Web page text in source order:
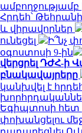
Հրդեհ՝
և վիրավորներ
ունեցել
Ի՞նչ
օգոստոսի 9-ին
վերցրել ԴԺՀ-ի
բնակավայրերը
կանխվել է
Եգիպտոսի հետ
փոխանցելու